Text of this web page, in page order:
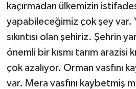
kaçırmadan ülkemizin
yapabileceğimiz çok şey var.
sıkıntısı olan şehiriz. Şehrin
önemli bir kısmı tarım arazisi
çok azalıyor. Orman vasfını
var. Mera vasfını kaybetmiş